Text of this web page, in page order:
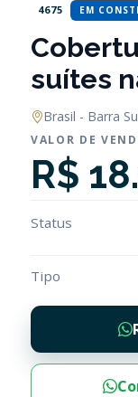
4675 EM
suítes
Brasil - Barra
VALOR DE
R$
Status
Tipo